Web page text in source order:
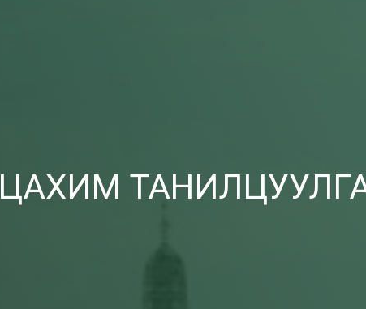
ЦАХИМ